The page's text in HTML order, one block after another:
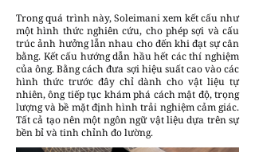
Trong quá trình này, Soleimani xem kết cấu như
một hình thức nghiên cứu, cho phép sợi và cấu
trúc ảnh hưởng lẫn nhau cho đến khi đạt sự cân
bằng. Kết cấu hướng dẫn hầu hết các thí nghiệm
của ông. Bằng cách đưa sợi hiệu suất cao vào các
hình thức trước đây chỉ dành cho vật liệu tự
nhiên, ông tiếp tục khám phá cách mật độ, trọng
lượng và bề mặt định hình trải nghiệm cảm giác.
Tất cả tạo nên một ngôn ngữ vật liệu dựa trên sự
bền bỉ và tinh chỉnh đo lường.